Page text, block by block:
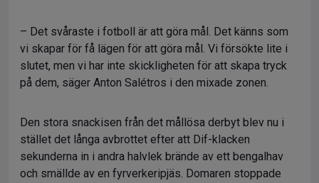
– Det svåraste i fotboll är att göra mål. Det känns som
vi skapar för få lägen för att göra mål. Vi försökte lite i
slutet, men vi har inte skickligheten för att skapa tryck
på dem, säger Anton Salétros i den mixade zonen.
Den stora snackisen från det mållösa derbyt blev nu i
stället det långa avbrottet efter att Dif-klacken
sekunderna in i andra halvlek brände av ett bengalhav
och smällde av en fyrverkeripjäs. Domaren stoppade